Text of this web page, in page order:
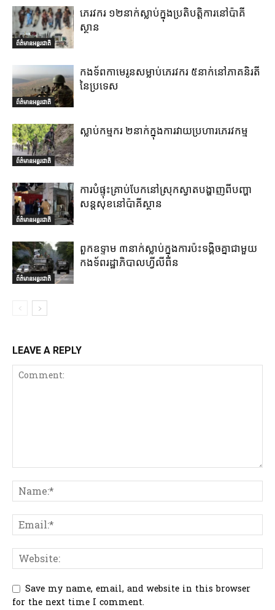
ព័ត៌មានអន្តរជាតិ
ភេរវករ ១២នាក់ស្លាប់ក្នុងប្រតិបត្តិការនៅប៉ាគី
ស្ថាន
ព័ត៌មានអន្តរជាតិ
កងទ័ពកាមេរូនសម្លាប់ភេរវករ ៥នាក់នៅភាគនិរតី
នៃប្រទេស
ព័ត៌មានអន្តរជាតិ
ស្លាប់កម្មករ ២នាក់ក្នុងការវាយប្រហារភេរវកម្ម
ព័ត៌មានអន្តរជាតិ
ការបំផ្ទុះគ្រាប់បែកនៅស្រុកស្វាតបង្ហាញពីបញ្ហា
សន្តសុខនៅប៉ាគីស្ថាន
ព័ត៌មានអន្តរជាតិ
ពួកឧទ្ទាម ៣នាក់ស្លាប់ក្នុងការប៉ះទង្គិចគ្នាជាមួយ
កងទ័ពរដ្ឋាភិបាលហ្វីលីពីន
LEAVE A REPLY
Save my name, email, and website in this browser
for the next time I comment.